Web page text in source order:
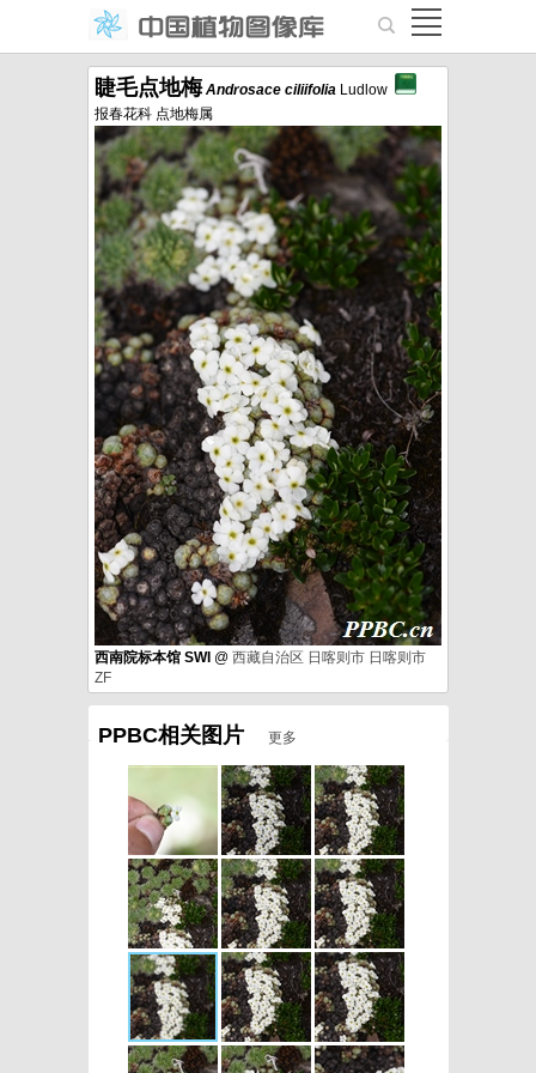
睫毛点地梅 Androsace ciliifolia Ludlow
报春花科 点地梅属
西南院标本馆 SWI @ 西藏自治区 日喀则市 日喀则市
ZF
PPBC相关图片 更多